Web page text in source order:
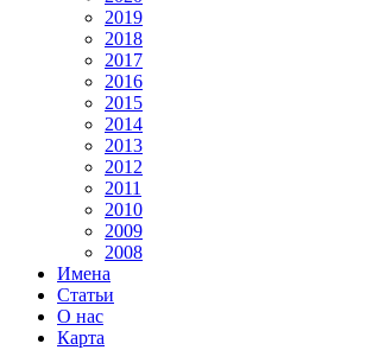
2019
2018
2017
2016
2015
2014
2013
2012
2011
2010
2009
2008
Имена
Статьи
О нас
Карта